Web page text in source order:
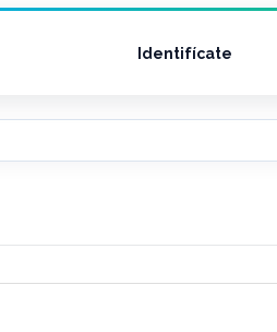
Identifícate